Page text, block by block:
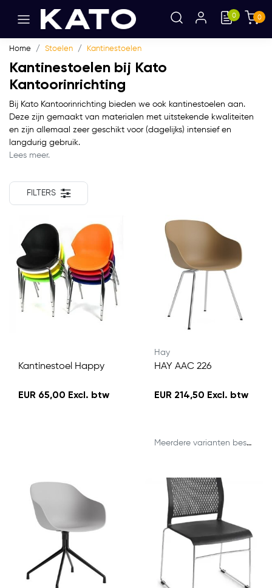
0 0
Home Stoelen Kantinestoelen
Kantinestoelen bij Kato
Kantoorinrichting
Bij Kato Kantoorinrichting bieden we ook kantinestoelen aan.
Deze zijn gemaakt van materialen met uitstekende kwaliteiten
en zijn allemaal zeer geschikt voor (dagelijks) intensief en
langdurig gebruik.
Lees meer.
FILTERS
Kantinestoel Happy
EUR 65,00 Excl. btw
Hay
HAY AAC 226
EUR 214,50 Excl. btw
Meerdere varianten beschikbaar